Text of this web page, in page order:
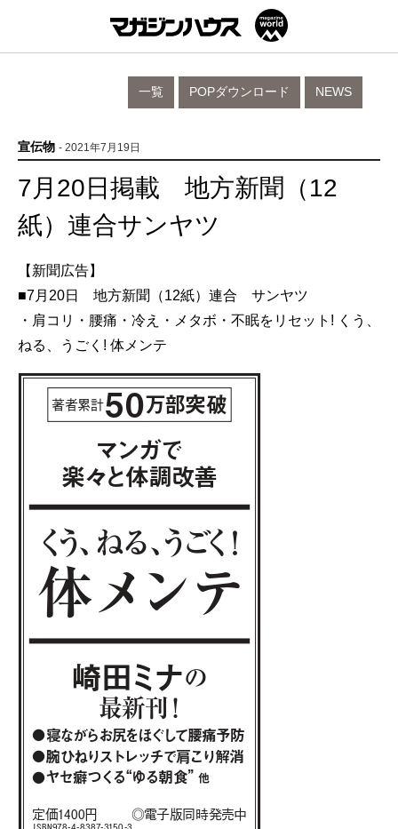
NEWS
POPダウンロード
一覧
宣伝物 - 2021年7月19日
7月20日掲載 地方新聞（12
紙）連合サンヤツ
【新聞広告】
■7月20日 地方新聞（12紙）連合 サンヤツ
・肩コリ・腰痛・冷え・メタボ・不眠をリセット! くう、
ねる、うごく! 体メンテ